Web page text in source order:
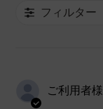
フィルター
ご利用者様